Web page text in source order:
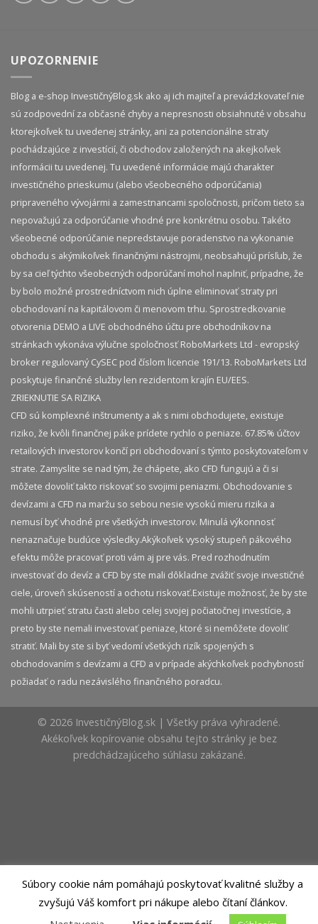
UPOZORNENIE
Blog a e-shop InvestičnýBlog.sk ako aj ich majiteľ a prevádzkovateľ nie
sú zodpovední za občasné chyby a nepresnosti obsiahnuté v obsahu
ktorejkoľvek tu uvedenej stránky, ani za potencionálne straty
pochádzajúce z investícií, či obchodov založených na akejkoľvek
informácii tu uvedenej. Tu uvedené informácie majú charakter
investičného prieskumu (alebo všeobecného odporúčania)
pripraveného vývojármi a zamestnancami spoločnosti, pričom tieto sa
nepovažujú za odporúčanie vhodné pre konkrétnu osobu. Takéto
všeobecné odporúčanie nepredstavuje poradenstvo na vykonanie
obchodu s akýmikoľvek finančnými nástrojmi, neobsahujú prísľub, že
by sa cieľ týchto všeobecných odporúčaní mohol naplniť, prípadne, že
by bolo možné prostredníctvom nich úplne eliminovať straty pri
obchodovaní na kapitálovom či menovom trhu. Sprostredkovanie
otvorenia DEMO a LIVE obchodného účtu pre obchodníkov na
stránkach vykonáva výlučne spoločnosť RoboMarkets Ltd - evropský
broker regulovaný CySEC pod číslom licencie 191/13. RoboMarkets Ltd
poskytuje finančné služby len rezidentom krajín EU/EES.
ZRIEKNUTIE SA RIZIKA
CFD sú komplexné inštrumenty a ak s nimi obchodujete, existuje
riziko, že kvôli finančnej páke prídete rychlo o peniaze. 67.85% účtov
retailových investorov končí pri obchodovaní s týmto poskytovateľom v
strate. Zamyslite se nad tým, že chápete, ako CFD fungujú a či si
môžete dovoliť takto riskovať so svojimi peniazmi. Obchodovanie s
devízami a CFD na maržu so sebou nesie vysokú mieru rizika a
nemusí byť vhodné pre všetkých investorov. Minulá výkonnosť
nenaznačuje budúce výsledky.​ Akýkoľvek vysoký stupeň pákového
efektu môže pracovať proti vám aj pre vás. Pred rozhodnutím
investovať do devíz a CFD by ste mali dôkladne zvážiť svoje investičné
ciele, úroveň skúseností a ochotu riskovať.​ Existuje možnosť, že by ste
mohli utrpieť stratu časti alebo celej svojej počiatočnej investície, a
preto by ste nemali investovať peniaze, ktoré si nemôžete dovoliť
stratiť. Mali by ste si byť vedomí všetkých rizík spojených s
obchodovaním s devízami a CFD a v prípade akýchkoľvek pochybností
požiadať o radu nezávislého finančného poradcu.
© 2026 InvestičnýBlog.sk | Všetky práva vyhradené.
Akékoľvek kopírovanie obsahu tejto stránky je bez
predchádzajúceho súhlasu zakázané.
Súbory cookie nám pomáhajú poskytovať kvalitné služby a
zvyšujú Váš komfort pri nákupe alebo čítaní článkov.